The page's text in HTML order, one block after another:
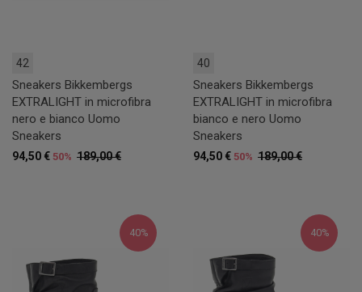
42
Sneakers Bikkembergs
EXTRALIGHT in microfibra
nero e bianco Uomo
Sneakers
189,00 €
94,50 € 50%
40
Sneakers Bikkembergs
EXTRALIGHT in microfibra
bianco e nero Uomo
Sneakers
189,00 €
94,50 € 50%
40% 40%